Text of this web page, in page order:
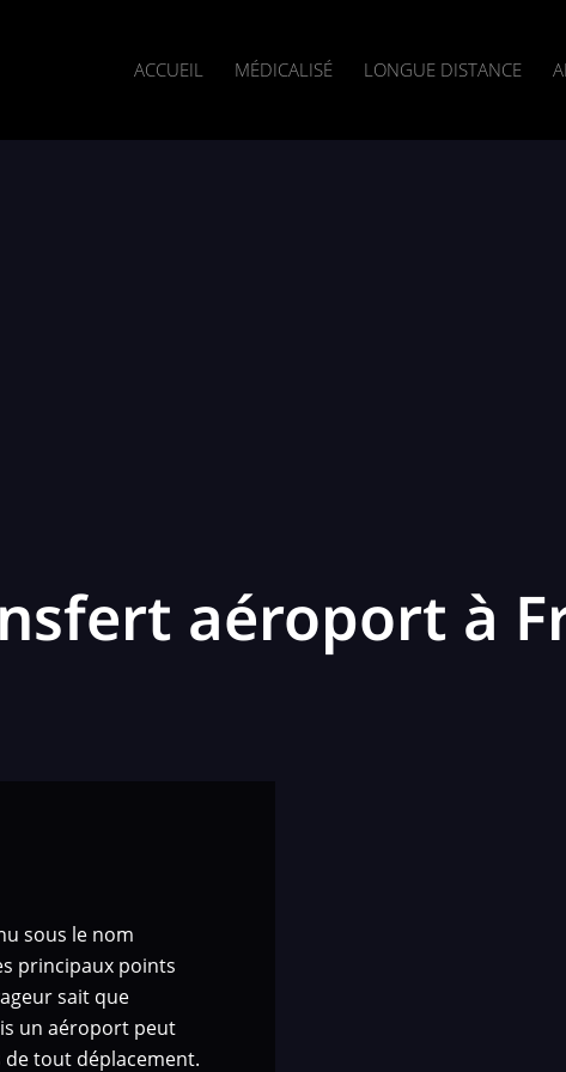
ACCUEIL MÉDICALISÉ LONGUE DISTANCE
aéroport à
sous le nom
principaux points
sait que
un aéroport peut
de tout déplacement.